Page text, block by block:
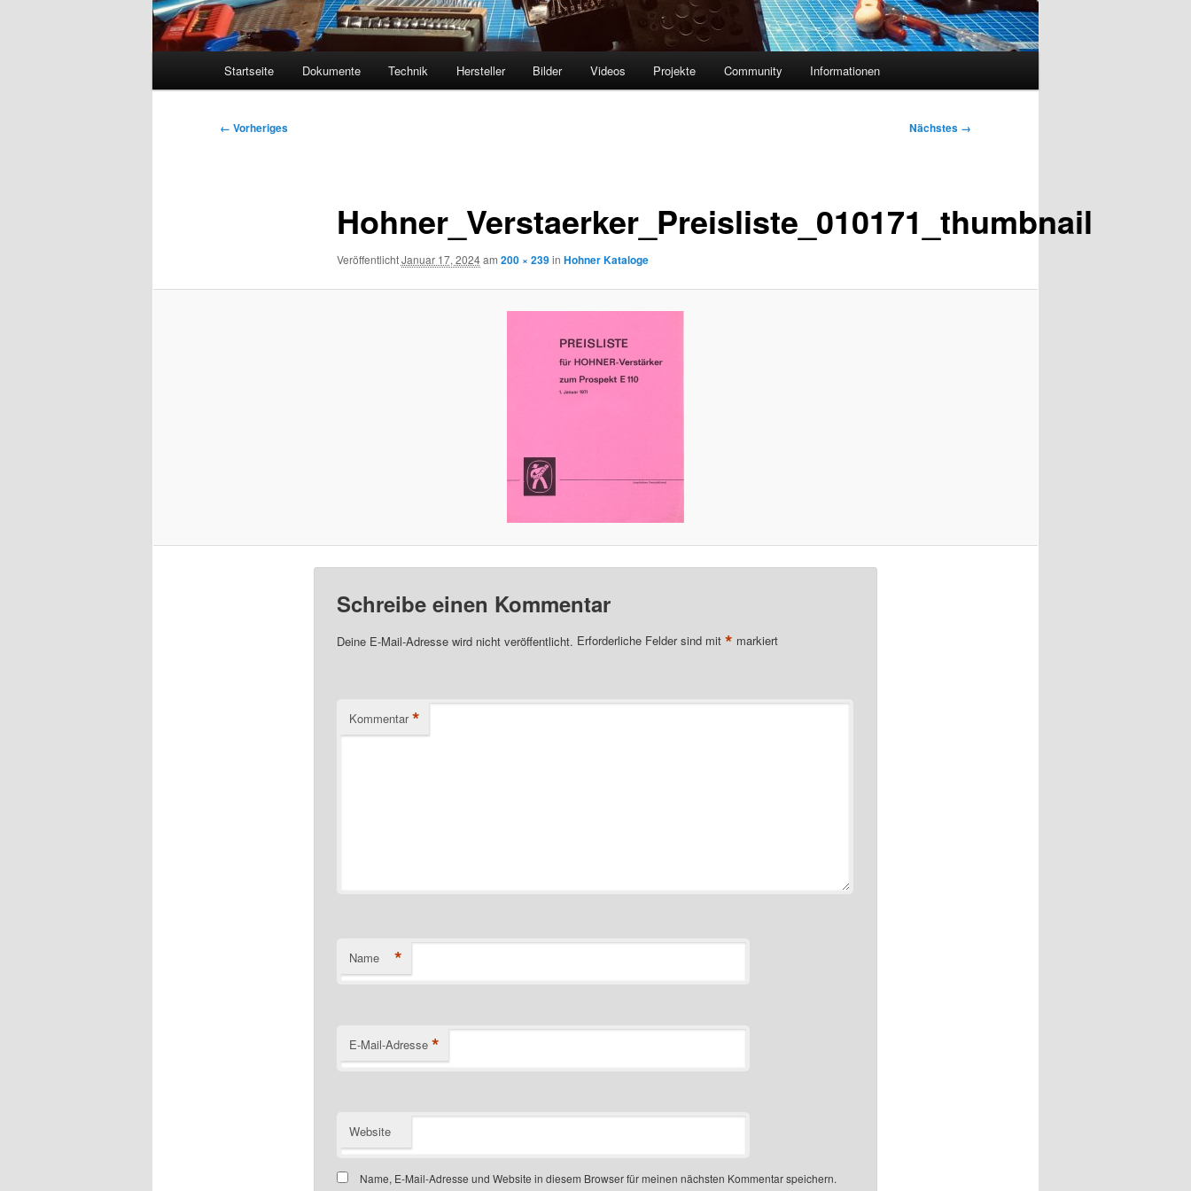
Startseite Dokumente Technik Hersteller Bilder Videos Projekte Community Informationen
Bilder-
← Vorheriges Nächstes →
Hohner_Verstaerker_Preisliste_010171_thumbnail
VeröffentlichtJanuar 17, 2024am 200 × 239in Hohner Kataloge
Schreibe einen Kommentar
Deine E-Mail-Adresse wird nicht veröffentlicht. Erforderliche Felder sind mit * markiert
Kommentar *
Name *
E-Mail-Adresse *
Website
Name, E-Mail-Adresse und Website in diesem Browser für meinen nächsten Kommentar speichern.